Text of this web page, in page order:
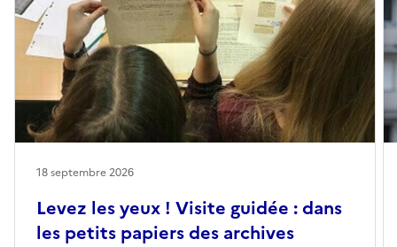
Levez les yeux ! Visite guidée : dans
les petits papiers des archives
18 septembre 2026